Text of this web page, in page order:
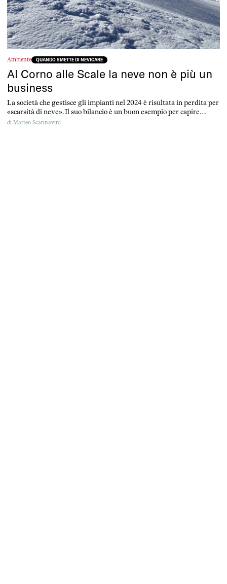
Ambiente QUANDO SMETTE DI NEVICARE
Al Corno alle Scale la neve non è più un
business
La società che gestisce gli impianti nel 2024 è risultata in perdita per
«scarsità di neve». Il suo bilancio è un buon esempio per capire
l’impatto dei cambiamenti climatici sullo sci a bassa quota e come
di Matteo Scannavini